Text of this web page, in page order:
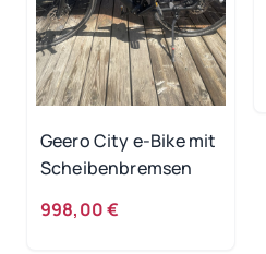
Geero City e-Bike mit
Scheibenbremsen
998,00 €